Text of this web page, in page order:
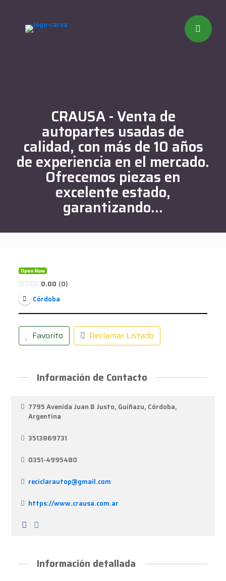
CRAUSA - Venta de
autopartes usadas de
calidad, con más de 10 años
de experiencia en el mercado.
Ofrecemos piezas en
excelente estado,
garantizando...
Open Now
0.00 0
Córdoba
Favorito Reclamar Listado
Información de Contacto
7795 Avenida Juan B Justo, Guiñazu, Córdoba,
Argentina
3513869731
0351-4995480
reciclarautop@gmail.com
https://www.crausa.com.ar
Información detallada